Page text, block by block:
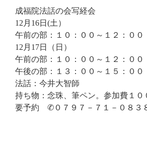
成福院法話の会写経会
12月16日(土）
午前の部：１０：００～１２：００
12月17日（日）
午前の部：１０：００～１２：００
午後の部：１３：００～１５：００
法話：今井大智師
持ち物：念珠、筆ペン。参加費１０
要予約 ✆０７９７－７１－０８３